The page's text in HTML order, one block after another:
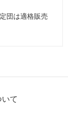
団は適格販売
て